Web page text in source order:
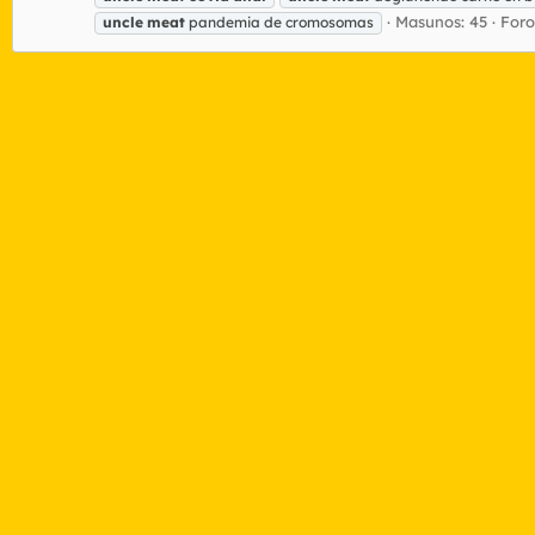
uncle meat pandemia de cromosomas Masunos: 45